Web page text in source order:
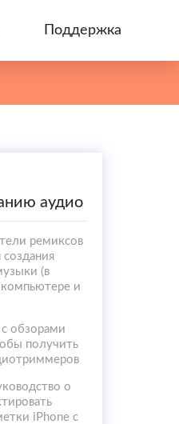
Поддержка
аудио
ремиксов
создания
(в
компьютере и
обзорами
получить
о
iPhone с